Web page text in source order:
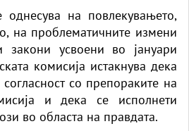
однесува на повлекувањето,
на проблематичните измени
закони усвоени во јануари
комисија истакнува дека
со препораките на
и дека се исполнети
во областа на правдата.